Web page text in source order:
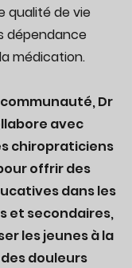
qualité de vie
dépendance
médication.
Dr
avec
chiropraticiens
offrir des
dans les
et secondaires,
les jeunes à la
douleurs